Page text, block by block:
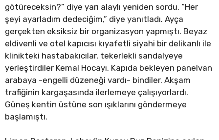
götüreceksin?” diye yarı alaylı yeniden sordu. “Her
şeyi ayarladım dedeciğim,” diye yanıtladı. Ayça
gerçekten eksiksiz bir organizasyon yapmıştı. Beyaz
eldivenli ve otel kapıcısı kıyafetli siyahi bir delikanlı ile
klinikteki hastabakıcılar, tekerlekli sandalyeye
yerleştirdiler Kemal Hocayı. Kapıda bekleyen panelvan
arabaya -engelli düzeneği vardı- bindiler. Akşam
trafiğinin kargaşasında ilerlemeye çalışıyorlardı.
Güneş kentin üstüne son ışıklarını göndermeye
başlamıştı.